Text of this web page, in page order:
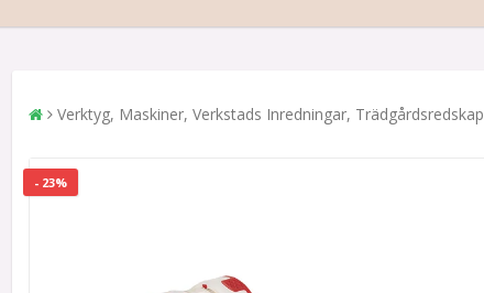
Verktyg, Maskiner, Verkstads Inredningar, Trädgårdsredskap
- 23%